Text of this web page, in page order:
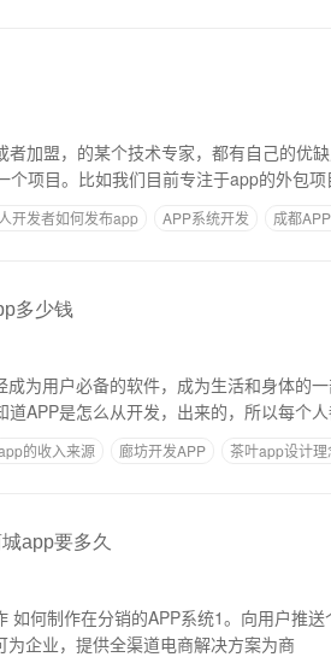
加盟，的某个技术专家，都有自己的优
项目。比如我们目前专注于app的外包
开发者如何发布app APP系统开发
成都
多少钱
为用户必备的软件，成为生活和身体的
APP是怎么从开发，出来的，所以每个
的收入来源 廊坊开发APP
茶叶app设计理
app要多久
企业，提供全渠道电商解决方案为商